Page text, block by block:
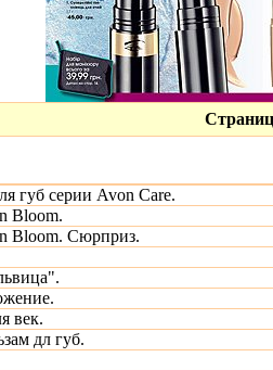
губ серии Avon Care.
Bloom.
Bloom. Сюрприз.
век.
дл губ.